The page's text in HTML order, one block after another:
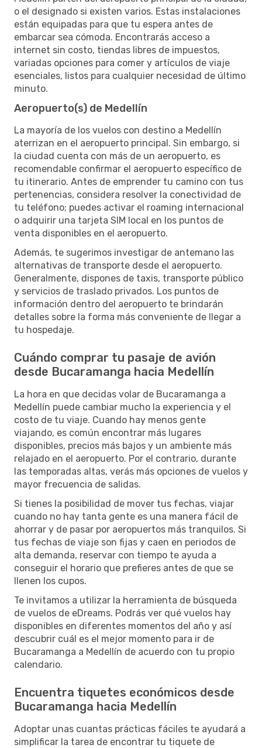
o el designado si existen varios. Estas instalaciones
están equipadas para que tu espera antes de
embarcar sea cómoda. Encontrarás acceso a
internet sin costo, tiendas libres de impuestos,
variadas opciones para comer y artículos de viaje
esenciales, listos para cualquier necesidad de último
minuto.
Aeropuerto(s) de Medellín
La mayoría de los vuelos con destino a Medellín
aterrizan en el aeropuerto principal. Sin embargo, si
la ciudad cuenta con más de un aeropuerto, es
recomendable confirmar el aeropuerto específico de
tu itinerario. Antes de emprender tu camino con tus
pertenencias, considera resolver la conectividad de
tu teléfono; puedes activar el roaming internacional
o adquirir una tarjeta SIM local en los puntos de
venta disponibles en el aeropuerto.
Además, te sugerimos investigar de antemano las
alternativas de transporte desde el aeropuerto.
Generalmente, dispones de taxis, transporte público
y servicios de traslado privados. Los puntos de
información dentro del aeropuerto te brindarán
detalles sobre la forma más conveniente de llegar a
tu hospedaje.
Cuándo comprar tu pasaje de avión
desde Bucaramanga hacia Medellín
La hora en que decidas volar de Bucaramanga a
Medellín puede cambiar mucho la experiencia y el
costo de tu viaje. Cuando hay menos gente
viajando, es común encontrar más lugares
disponibles, precios más bajos y un ambiente más
relajado en el aeropuerto. Por el contrario, durante
las temporadas altas, verás más opciones de vuelos y
mayor frecuencia de salidas.
Si tienes la posibilidad de mover tus fechas, viajar
cuando no hay tanta gente es una manera fácil de
ahorrar y de pasar por aeropuertos más tranquilos. Si
tus fechas de viaje son fijas y caen en periodos de
alta demanda, reservar con tiempo te ayuda a
conseguir el horario que prefieres antes de que se
llenen los cupos.
Te invitamos a utilizar la herramienta de búsqueda
de vuelos de eDreams. Podrás ver qué vuelos hay
disponibles en diferentes momentos del año y así
descubrir cuál es el mejor momento para ir de
Bucaramanga a Medellín de acuerdo con tu propio
calendario.
Encuentra tiquetes económicos desde
Bucaramanga hacia Medellín
Adoptar unas cuantas prácticas fáciles te ayudará a
simplificar la tarea de encontrar tu tiquete de